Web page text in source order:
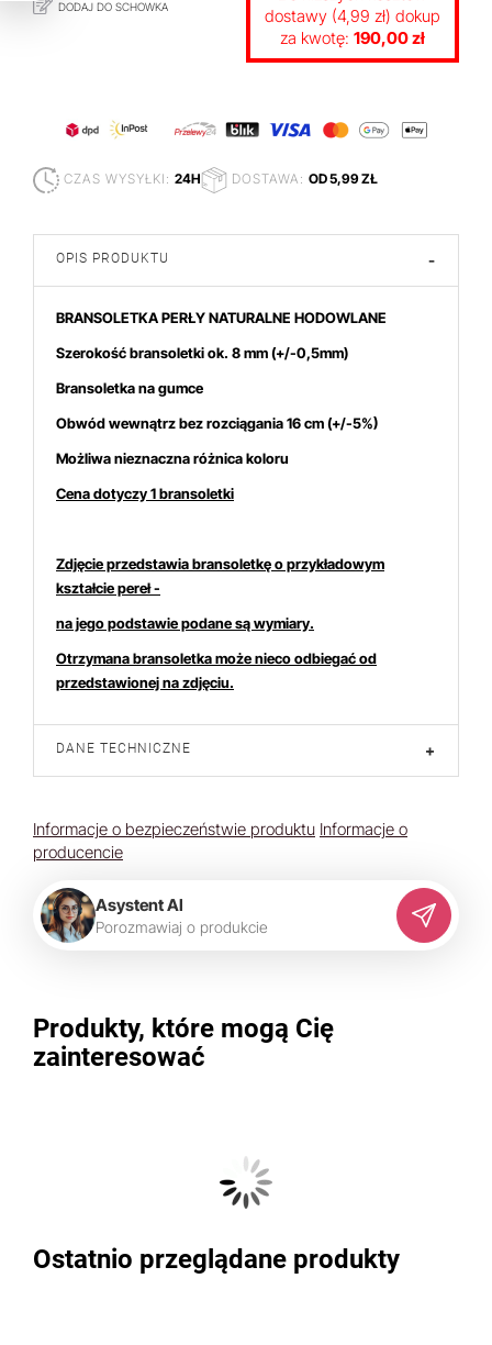
DODAJ DO SCHOWKA
dostawy (4,99 zł) dokup
za kwotę: 190,00 zł
CZAS WYSYŁKI: 24H DOSTAWA: OD 5,99 ZŁ
OPIS PRODUKTU -
BRANSOLETKA PERŁY NATURALNE HODOWLANE
Szerokość bransoletki ok. 8 mm(+/-0,5mm)
Bransoletka na gumce
Obwód wewnątrz bez rozciągania 16 cm (+/-5%)
Możliwa nieznaczna różnica koloru
Cena dotyczy 1 bransoletki
Zdjęcie przedstawia bransoletkę o przykładowym
kształcie pereł -
na jego podstawie podane są wymiary.
Otrzymana bransoletka może nieco odbiegać od
przedstawionej na zdjęciu.
DANE TECHNICZNE +
Informacje o bezpieczeństwie produktu Informacje o
producencie
Asystent AI
Porozmawiaj o produkcie
Produkty, które mogą Cię
zainteresować
Ostatnio przeglądane produkty